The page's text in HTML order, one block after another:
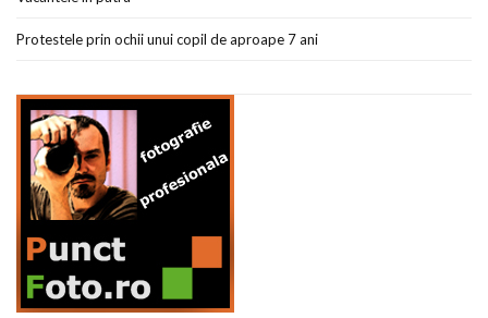
Protestele prin ochii unui copil de aproape 7 ani